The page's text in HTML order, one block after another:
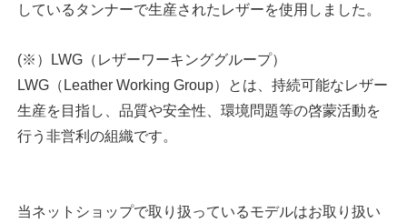
しているタンナーで生産されたレザーを使用しました。
(※）LWG（レザーワーキンググループ）
LWG（Leather Working Group）とは、持続可能なレザー
生産を目指し、品質や安全性、環境問題等の啓蒙活動を
行う非営利の組織です。
当ネットショップで取り扱っているモデルはお取り扱い